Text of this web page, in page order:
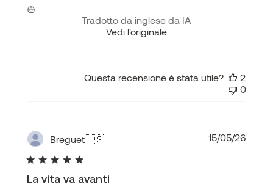
Tradotto da inglese da IA
Vedi l'originale
Questa recensione è stata utile?
2
0
Breguet🇺🇸
La vita va avanti
15/05/26